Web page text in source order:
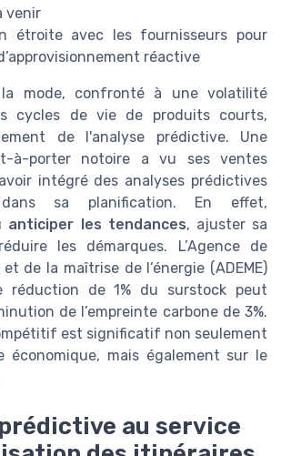
venir
étroite avec les fournisseurs pour
réactive
mode, confronté à une volatilité
cycles de vie de produits courts,
de l'analyse prédictive. Une
à-porter notoire a vu ses ventes
intégré des analyses prédictives
dans sa planification. En effet,
anticiper les tendances, ajuster sa
les démarques. L’Agence de
de la maîtrise de l’énergie (ADEME)
réduction de 1% du surstock peut
de l’empreinte carbone de 3%.
est significatif non seulement
économique, mais également sur le
au service